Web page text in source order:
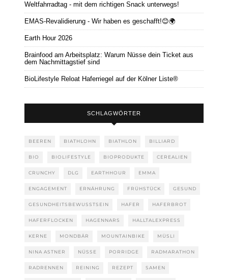
Weltfahrradtag - mit dem richtigen Snack unterwegs!
EMAS-Revalidierung - Wir haben es geschafft!😊🌍
Earth Hour 2026
Brainfood am Arbeitsplatz: Warum Nüsse dein Ticket aus
dem Nachmittagstief sind
BioLifestyle Reloat Haferriegel auf der Kölner Liste®
SCHLAGWÖRTER
BEEREN BIATHLOHN BIATHLON BILLIARD
BIO BIOLIFESTYLE BIOPRODUKTE CEREALIEN
CRUNCHY DLG EARTHHOUR EMMA
ENGAGEMENT ERNÄHRUNG FRÜHSTÜCK GESUND
GESUNDHEITSBEWUSSTSEIN HAFER HAFERBROT
HAFERFLOCKEN HAGENNARS HALLTALEXPRESS
KERNE MONDBÄR MOUNTAINBIKE MÜSLI
NINA ASTNER NÜSSE PORRIDGE RADMARATHON
RADRENNEN REINING REZEPT SAMEN